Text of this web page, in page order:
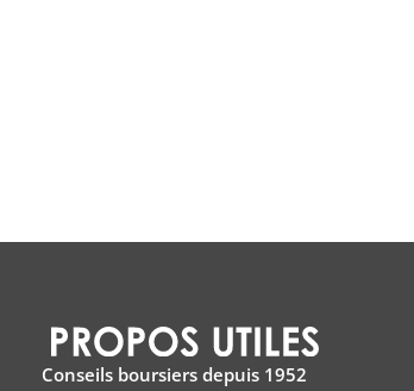
Conseils boursiers depuis 1952